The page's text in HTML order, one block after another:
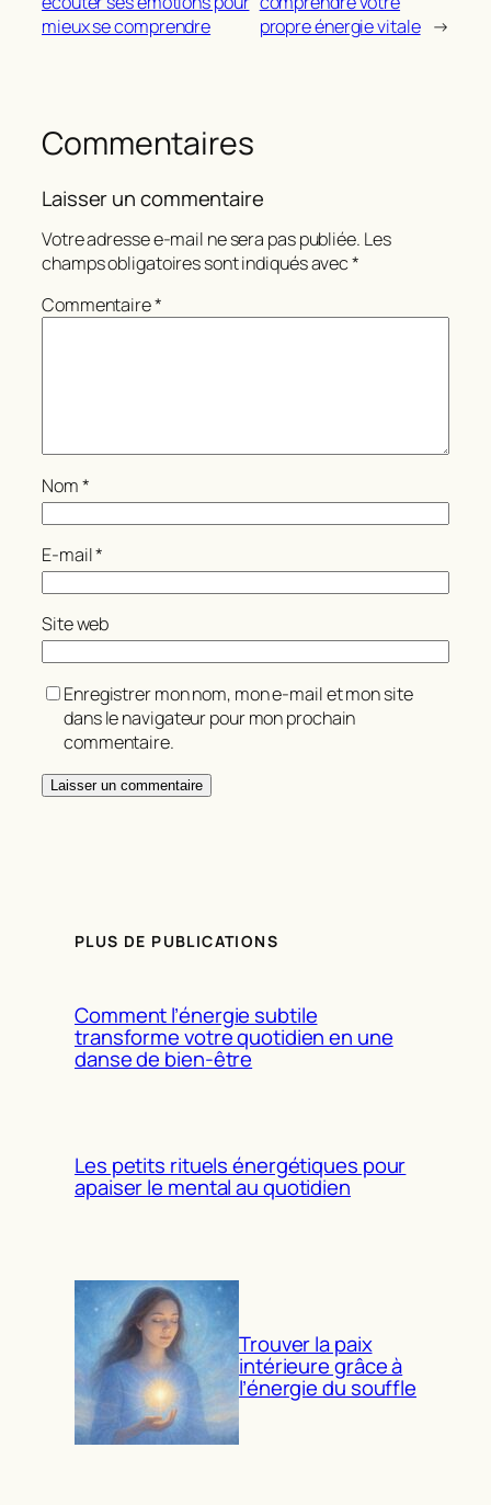
mieux se comprendre
propre énergie vitale →
Commentaires
Laisser un commentaire
Votre adresse e-mail ne sera pas publiée. Les
champs obligatoires sont indiqués avec*
Commentaire*
Nom*
E-mail*
Site web
Enregistrer mon nom, mon e-mail et mon site
dans le navigateur pour mon prochain
commentaire.
PLUS DE PUBLICATIONS
Comment l’énergie subtile
transforme votre quotidien en une
danse de bien-être
Les petits rituels énergétiques pour
apaiser le mental au quotidien
Trouver la paix
intérieure grâce à
l’énergie du souffle